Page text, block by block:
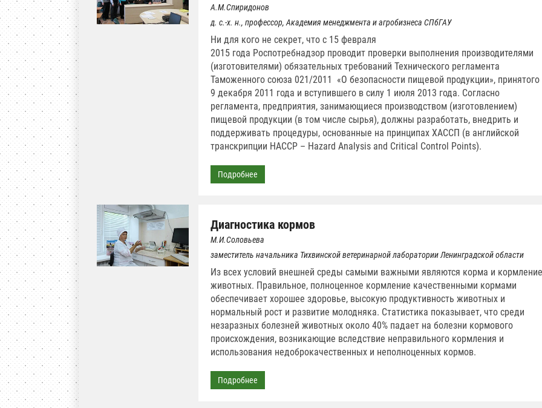
А.М.Спиридонов
д. с.-х. н., профессор, Академия менеджмента и агробизнеса СПбГАУ
Ни для кого не секрет, что с 15 февраля
2015 года Роспотребнадзор проводит проверки выполнения производителями
(изготовителями) обязательных требований Технического регламента
Таможенного союза 021/2011 «О безопасности пищевой продукции», принятого
9 декабря 2011 года и вступившего в силу 1 июля 2013 года. Согласно
регламента, предприятия, занимающиеся производством (изготовлением)
пищевой продукции (в том числе сырья), должны разработать, внедрить и
поддерживать процедуры, основанные на принципах ХАССП (в английской
транскрипции HACCP – Hazard Analysis and Critical Control Points).
Подробнее
Диагностика кормов
М.И.Соловьева
заместитель начальника Тихвинской ветеринарной лаборатории Ленинградской области
Из всех условий внешней среды самыми важными являются корма и кормление
животных. Правильное, полноценное кормление качественными кормами
обеспечивает хорошее здоровье, высокую продуктивность животных и
нормальный рост и развитие молодняка. Статистика показывает, что среди
незаразных болезней животных около 40% падает на болезни кормового
происхождения, возникающие вследствие неправильного кормления и
использования недоброкачественных и неполноценных кормов.
Подробнее